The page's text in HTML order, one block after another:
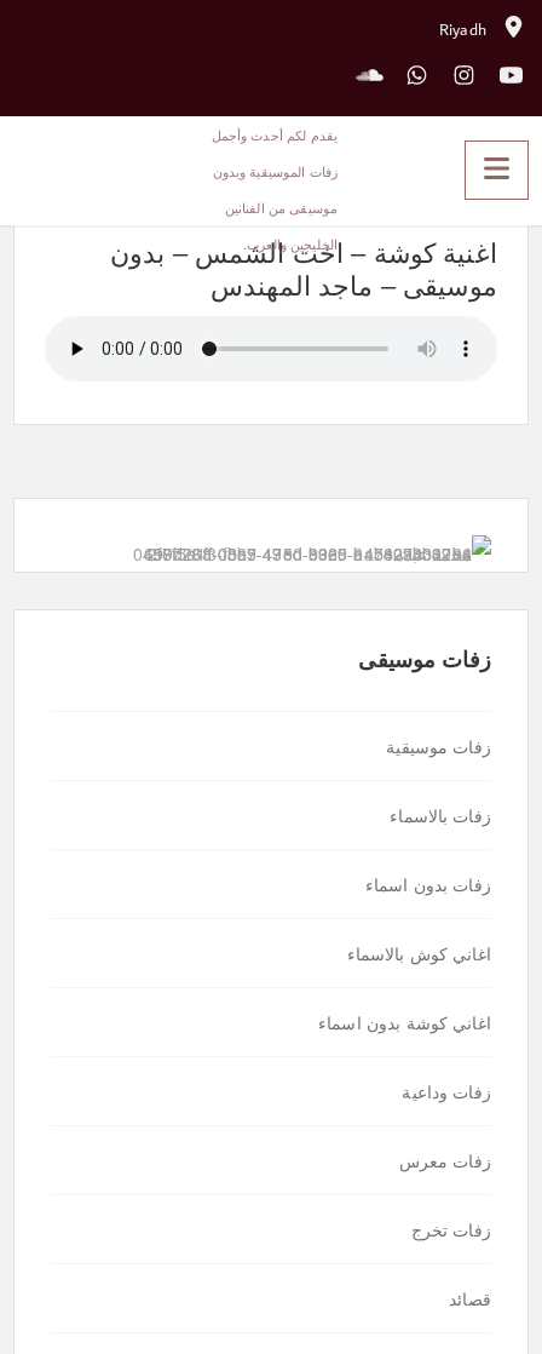
Riyadh
اغنية كوشة – اخت الشمس – بدون
اغنية كوشة – اخت الشمس – بدون
موسيقى – ماجد المهندس
زفات موسيقى
زفات موسيقية
زفات بالاسماء
زفات بدون اسماء
اغاني كوش بالاسماء
اغاني كوشة بدون اسماء
زفات وداعية
زفات معرس
زفات تخرج
قصائد